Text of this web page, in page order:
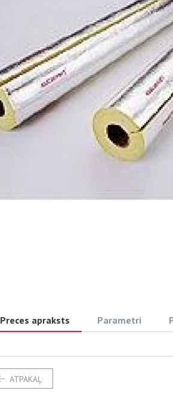
Preces apraksts Parametri
ATPAKAĻ